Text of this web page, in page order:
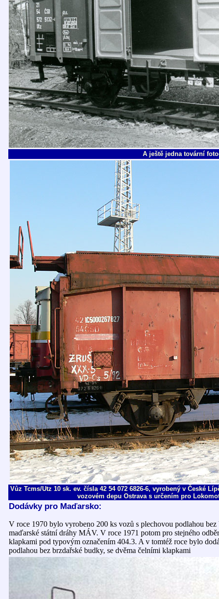
A ještě jedna tovární
Vůz Tcms/Utz 10 sk. ev. čísla 42 54 072 6826-6, vyrobený v České
vozovém depu Ostrava s určením pro
Dodávky pro Maďarsko:
V roce 1970 bylo vyrobeno 200 ks vozů s plechovou podlahou
maďarské státní dráhy MÁV. V roce 1971 potom pro stejného
klapkami pod typovým označením 404.3. A v tomtéž roce bylo
podlahou bez brzdařské budky, se dvěma čelními klapkami